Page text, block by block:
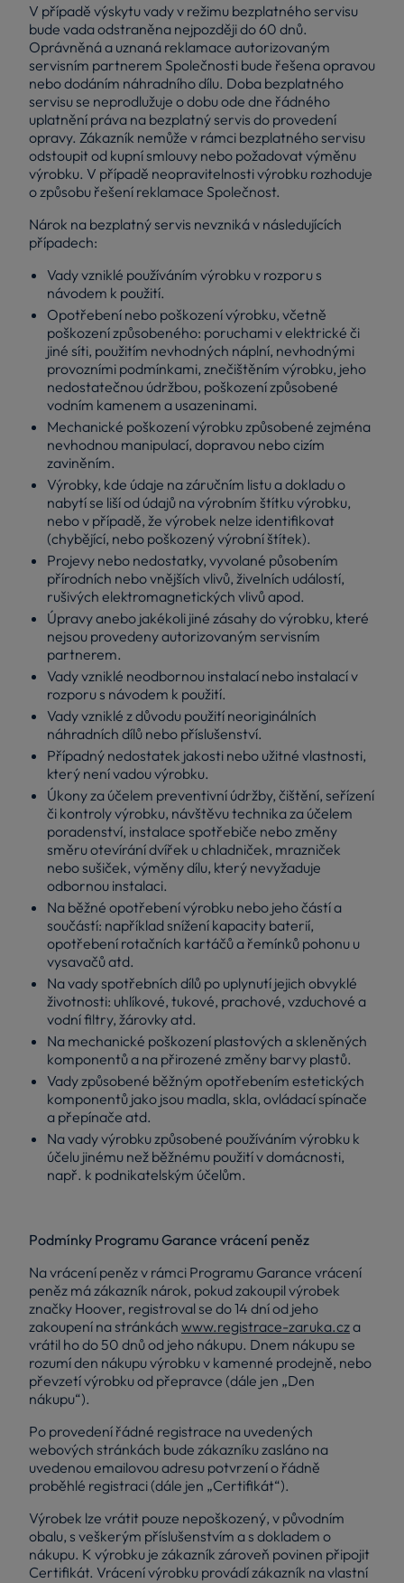
V případě výskytu vady v režimu bezplatného servisu
bude vada odstraněna nejpozději do 60 dnů.
Oprávněná a uznaná reklamace autorizovaným
servisním partnerem Společnosti bude řešena opravou
nebo dodáním náhradního dílu. Doba bezplatného
servisu se neprodlužuje o dobu ode dne řádného
uplatnění práva na bezplatný servis do provedení
opravy. Zákazník nemůže v rámci bezplatného servisu
odstoupit od kupní smlouvy nebo požadovat výměnu
výrobku. V případě neopravitelnosti výrobku rozhoduje
o způsobu řešení reklamace Společnost.
Nárok na bezplatný servis nevzniká v následujících
případech:
Vady vzniklé používáním výrobku v rozporu s
návodem k použití.
Opotřebení nebo poškození výrobku, včetně
poškození způsobeného: poruchami v elektrické či
jiné síti, použitím nevhodných náplní, nevhodnými
provozními podmínkami, znečištěním výrobku, jeho
nedostatečnou údržbou, poškození způsobené
vodním kamenem a usazeninami.
Mechanické poškození výrobku způsobené zejména
nevhodnou manipulací, dopravou nebo cizím
zaviněním.
Výrobky, kde údaje na záručním listu a dokladu o
nabytí se liší od údajů na výrobním štítku výrobku,
nebo v případě, že výrobek nelze identifikovat
(chybějící, nebo poškozený výrobní štítek).
Projevy nebo nedostatky, vyvolané působením
přírodních nebo vnějších vlivů, živelních událostí,
rušivých elektromagnetických vlivů apod.
Úpravy anebo jakékoli jiné zásahy do výrobku, které
nejsou provedeny autorizovaným servisním
partnerem.
Vady vzniklé neodbornou instalací nebo instalací v
rozporu s návodem k použití.
Vady vzniklé z důvodu použití neoriginálních
náhradních dílů nebo příslušenství.
Případný nedostatek jakosti nebo užitné vlastnosti,
který není vadou výrobku.
Úkony za účelem preventivní údržby, čištění, seřízení
či kontroly výrobku, návštěvu technika za účelem
poradenství, instalace spotřebiče nebo změny
směru otevírání dvířek u chladniček, mrazniček
nebo sušiček, výměny dílu, který nevyžaduje
odbornou instalaci.
Na běžné opotřebení výrobku nebo jeho částí a
součástí: například snížení kapacity baterií,
opotřebení rotačních kartáčů a řemínků pohonu u
vysavačů atd.
Na vady spotřebních dílů po uplynutí jejich obvyklé
životnosti: uhlíkové, tukové, prachové, vzduchové a
vodní filtry, žárovky atd.
Na mechanické poškození plastových a skleněných
komponentů a na přirozené změny barvy plastů.
Vady způsobené běžným opotřebením estetických
komponentů jako jsou madla, skla, ovládací spínače
a přepínače atd.
Na vady výrobku způsobené používáním výrobku k
účelu jinému než běžnému použití v domácnosti,
např. k podnikatelským účelům.
Podmínky Programu Garance vrácení peněz
Na vrácení peněz v rámci Programu Garance vrácení
peněz má zákazník nárok, pokud zakoupil výrobek
značky Hoover, registroval se do 14 dní od jeho
zakoupení na stránkách www.registrace-zaruka.cza
vrátil ho do 50 dnů od jeho nákupu. Dnem nákupu se
rozumí den nákupu výrobku v kamenné prodejně, nebo
převzetí výrobku od přepravce (dále jen „Den
nákupu“).
Po provedení řádné registrace na uvedených
webových stránkách bude zákazníku zasláno na
uvedenou emailovou adresu potvrzení o řádně
proběhlé registraci (dále jen „Certifikát“).
Výrobek lze vrátit pouze nepoškozený, v původním
obalu, s veškerým příslušenstvím a s dokladem o
nákupu. K výrobku je zákazník zároveň povinen připojit
Certifikát. Vrácení výrobku provádí zákazník na vlastní